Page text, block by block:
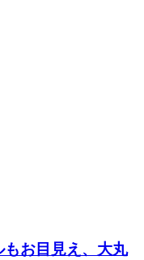
もお目見え、大丸